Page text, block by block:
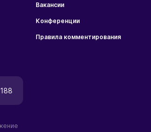
Вакансии
Конференции
Правила комментирования